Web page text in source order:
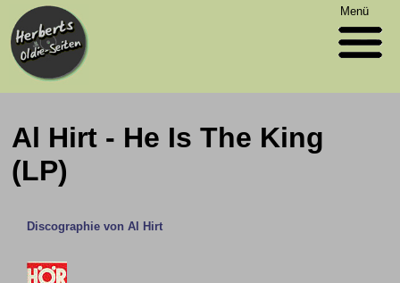
Menü
Al Hirt - He Is The King
(LP)
Discographie von Al Hirt